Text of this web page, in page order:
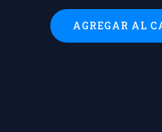
AGREGAR AL